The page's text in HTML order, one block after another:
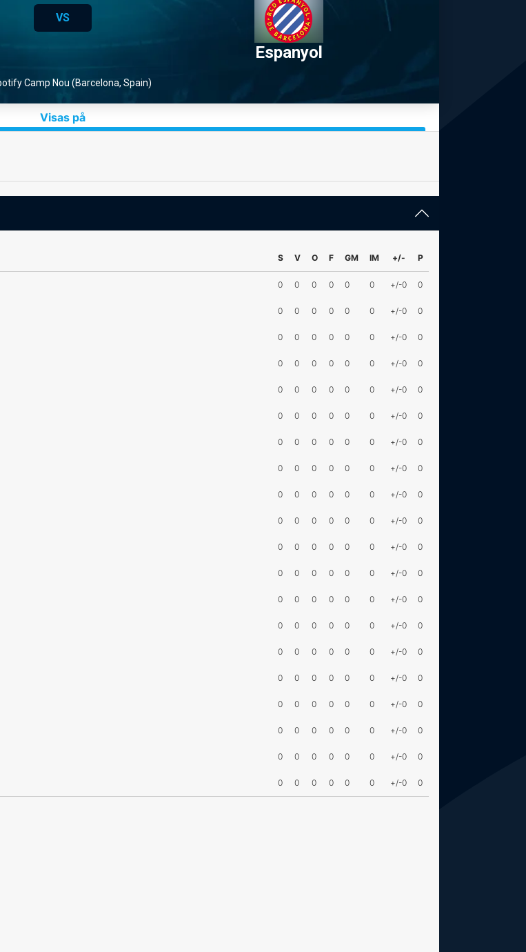
VS
Espanyol
Camp Nou (Barcelona, Spain)
Visas på
S V O F GM IM +/- P
0 0 0 0 0 0 +/-0 0
0 0 0 0 0 0 +/-0 0
0 0 0 0 0 0 +/-0 0
0 0 0 0 0 0 +/-0 0
0 0 0 0 0 0 +/-0 0
0 0 0 0 0 0 +/-0 0
0 0 0 0 0 0 +/-0 0
0 0 0 0 0 0 +/-0 0
0 0 0 0 0 0 +/-0 0
0 0 0 0 0 0 +/-0 0
0 0 0 0 0 0 +/-0 0
0 0 0 0 0 0 +/-0 0
0 0 0 0 0 0 +/-0 0
0 0 0 0 0 0 +/-0 0
0 0 0 0 0 0 +/-0 0
0 0 0 0 0 0 +/-0 0
0 0 0 0 0 0 +/-0 0
0 0 0 0 0 0 +/-0 0
0 0 0 0 0 0 +/-0 0
0 0 0 0 0 0 +/-0 0